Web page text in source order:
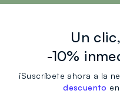
Un
-10%
¡Suscríbete ahora a la
descuento